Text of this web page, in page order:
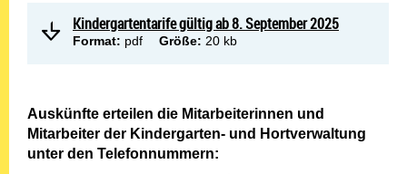
Kindergartentarife gültig ab 8. September 2025
Format: pdf Größe: 20 kb
Auskünfte erteilen die Mitarbeiterinnen und
Mitarbeiter der Kindergarten- und Hortverwaltung
unter den Telefonnummern: